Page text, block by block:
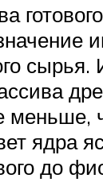
сырья.
меньше,
ядра
до